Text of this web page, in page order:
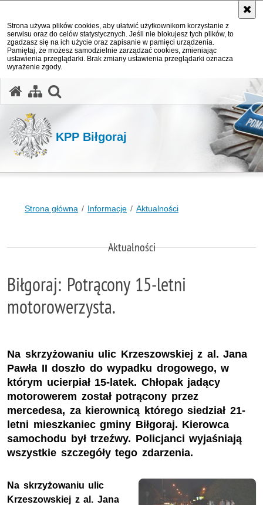
Strona używa plików cookies, aby ułatwić użytkownikom korzystanie z
serwisu oraz do celów statystycznych. Jeśli nie blokujesz tych plików, to
zgadzasz się na ich użycie oraz zapisanie w pamięci urządzenia.
Pamiętaj, że możesz samodzielnie zarządzać cookies, zmieniając
ustawienia przeglądarki. Brak zmiany ustawienia przeglądarki oznacza
wyrażenie zgody.
KPP Biłgoraj
Strona główna Informacje Aktualności
Aktualności
Biłgoraj: Potrącony 15-letni
motorowerzysta.
Na skrzyżowaniu ulic Krzeszowskiej z al. Jana
Pawła II doszło do wypadku drogowego, w
którym ucierpiał 15-latek. Chłopak jadący
motorowerem został potrącony przez
mercedesa, za kierownicą którego siedział 21-
letni mieszkaniec gminy Biłgoraj. Kierowca
samochodu był trzeźwy. Policjanci wyjaśniają
wszystkie szczegóły tego zdarzenia.
Na skrzyżowaniu ulic
Krzeszowskiej z al. Jana